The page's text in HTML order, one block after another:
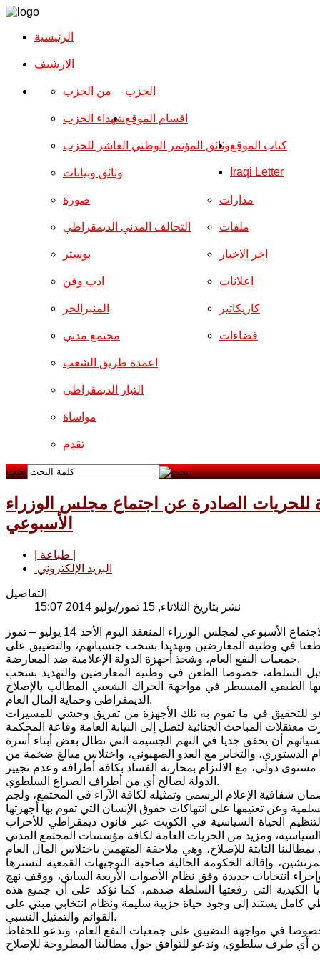
الرئيسية
الارشیف
الحزب من الحزب
شهداء الحزب
وثائق المؤتمر الوطني العاشر للحزب
وثائق وبيانات
اقسام الموقع
صورة
التحالف المدني الديمقراطي
بوستر
ادب وفن
المنبرالحر
مجتمع مدني
مدارات
ملفات
اخر الاخبار
اعلانات
كاريكاتير
فضاءات
اعمدة طريق الشعب
التيار الديمقراطي
مواساة
تقدم
كتاب الموقع
Iraqi Letter
بحث
للحريات الصادرة عن اجتماع مجلس الوزراء
الأسبوعي
البريد الإلكتروني
التفاصيل
نشر بتاريخ الثلاثاء, 15 تموز/يوليو 2014 15:07
تلقينا في التيار التقدمي الكويتي باستياء التوجيهات المقيدة للحريات، الصادرة عن الاجتماع الأسبوعي لمجلس الوزراء المنعقد اليوم الأحد 14 يوليو – تموز
في وطنية المعارضين وتهديدا بسحب جنسياتهم، والتضييق على
جمعيات النفع العام، وشحذ أجهزة الدولة الإعلامية ضد المعارضة.
قبل السلطة، خصوصا الطعن في وطنية المعارضين والتهديد بسحب
الطبقي المسيطر في مواجهة الحراك الشعبي المطالب بالإصلاح
الديمقراطي وحماية المال العام.
للتحقيق في ما تقوم به تلك الأجهزة من تفريق وحشي للمسيرات
أن يحقق جديا في التهم الجسيمة التي تطال بعض أبناء أسرة
الدستوري، والتخابر مع العدو الصهيوني، واختلاس مبالغ ضخمة من
دولي، مع الالتزام بمحاربة الفساد بكافة أطرافه وعدم تجيير
الدولة لصالح أي من أطراف الصراع السلطوي.
شفافية الإعلام الرسمي وتمثيله لكافة الآراء في المجتمع، ولجم
الحياة السياسية في الكويت عبر قانون ديمقراطي للأحزاب
الثابتة للإصلاح، وهي ملاحقة المتهمين باختلاس المال العام
وإقالة الحكومة الحالية صاحبة التوجيهات القمعية لتسترها
انتخابات جديدة وفق نظام الأصوات الأربعة السابق، ووقف نهج
الكيدية التي رفعتها السلطة ضدهم، كما نؤكد على أن جميع هذه
كامل يستند إلى وجود حياة حزبية سليمة ونظام انتخابي مبني على
القوائم والتمثيل النسبي.
في مواجهة التضييق على جمعيات النفع العام، وندعو للحفاظ